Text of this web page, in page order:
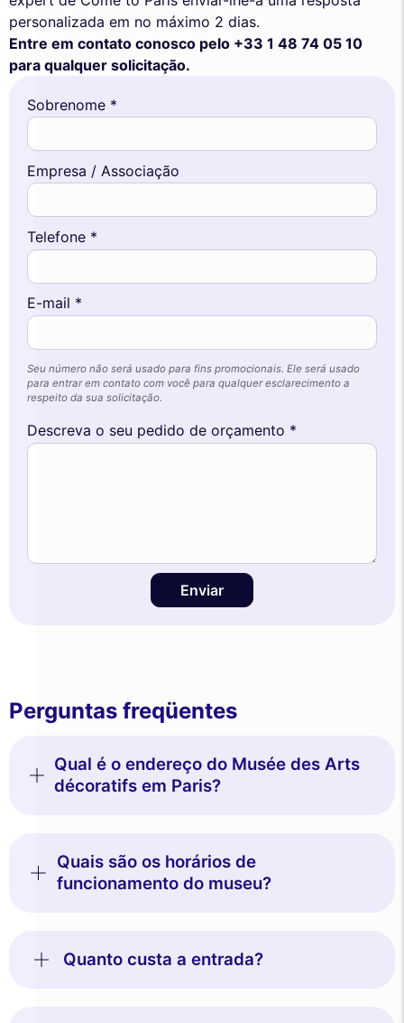
personalizada em no máximo 2 dias.
Entre em contato conosco pelo +33 1 48 74 05 10
para qualquer solicitação.
Sobrenome *
Empresa / Associação
Telefone *
E-mail *
Seu número não será usado para fins promocionais. Ele será usado
para entrar em contato com você para qualquer esclarecimento a
respeito da sua solicitação.
Descreva o seu pedido de orçamento *
Enviar
Perguntas freqüentes
Qual é o endereço do Musée des Arts
décoratifs em Paris?
Quais são os horários de
funcionamento do museu?
Quanto custa a entrada?